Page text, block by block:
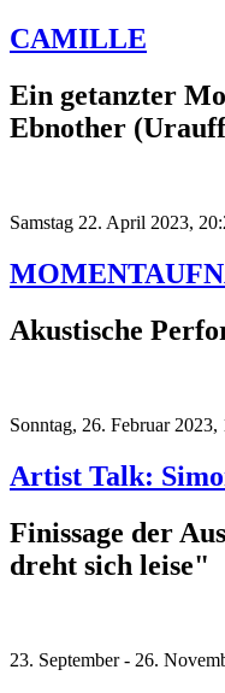
CAMILLE
Ein getanzter
Ebnother
Samstag 22. April 2023,
Akustische
Sonntag, 26. Februar 2023,
Artist Talk:
Finissage der
dreht sich leise"
23. September - 26.